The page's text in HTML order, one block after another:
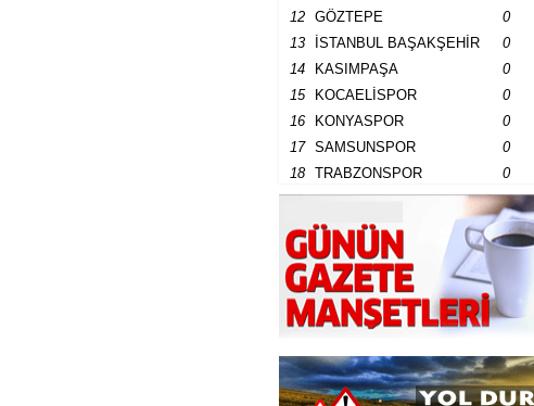
12
GÖZTEPE 0
13
İSTANBUL BAŞAKŞEHİR 0
14
KASIMPAŞA 0
15
KOCAELİSPOR 0
16
KONYASPOR 0
17
SAMSUNSPOR 0
18
TRABZONSPOR 0